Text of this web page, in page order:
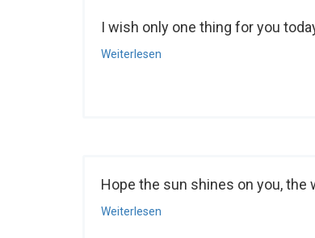
I wish only one thing for you
Weiterlesen
Hope the sun shines on you, the
Weiterlesen